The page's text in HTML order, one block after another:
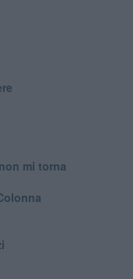
mi torna